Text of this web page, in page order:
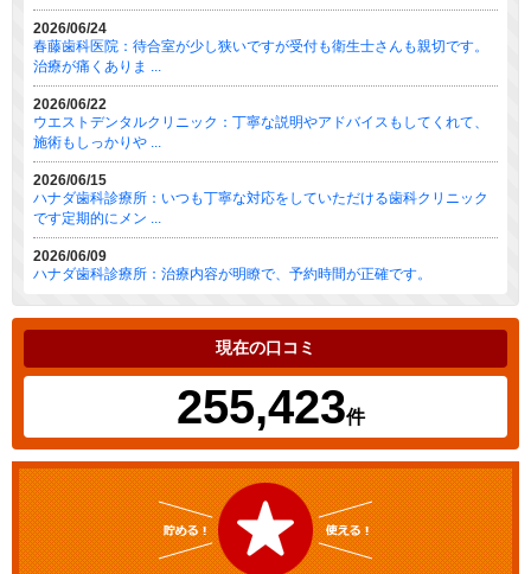
2026/06/24
春藤歯科医院：待合室が少し狭いですが受付も衛生士さんも親切です。
治療が痛くありま ...
2026/06/22
ウエストデンタルクリニック：丁寧な説明やアドバイスもしてくれて、
施術もしっかりや ...
2026/06/15
ハナダ歯科診療所：いつも丁寧な対応をしていただける歯科クリニック
です定期的にメン ...
2026/06/09
ハナダ歯科診療所：治療内容が明瞭で、予約時間が正確です。
現在の口コミ
255,423件